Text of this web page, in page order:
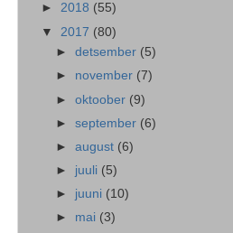
► 2018 (55)
▼ 2017 (80)
►detsember (5)
► november (7)
►oktoober (9)
►september (6)
►august (6)
► juuli (5)
► juuni (10)
► mai (3)